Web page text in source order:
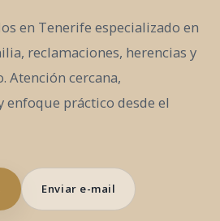
en Tenerife especializado en
reclamaciones, herencias y
Atención cercana,
enfoque práctico desde el
Enviar e-mail